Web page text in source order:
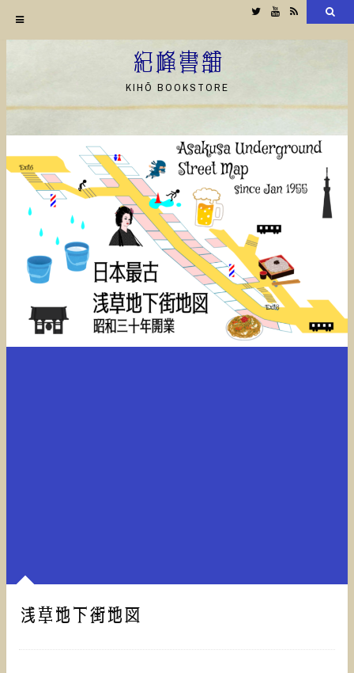
ン
ツ
へ
TwitterYouTube
RSS
紀峰書舗
KIHŌ BOOKSTORE
浅草地下街地図